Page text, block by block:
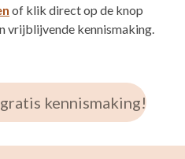
of klik direct op de knop
vrijblijvende kennismaking.
kennismaking!